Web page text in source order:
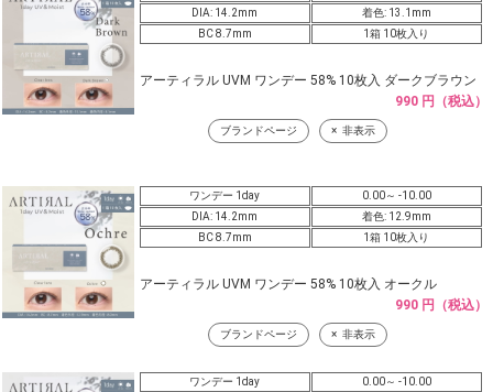
DIA: 14.2mm
着色: 13.1mm
BC 8.7mm
1箱 10枚入り
アーティラル UVM ワンデー 58% 10枚入 ダークブラウン
990 円（税込）
ブランドページ 非表示
ワンデー 1day
0.00～ -10.00
DIA: 14.2mm
着色: 12.9mm
BC 8.7mm
1箱 10枚入り
アーティラル UVM ワンデー 58% 10枚入 オークル
990 円（税込）
ブランドページ 非表示
ワンデー 1day
0.00～ -10.00